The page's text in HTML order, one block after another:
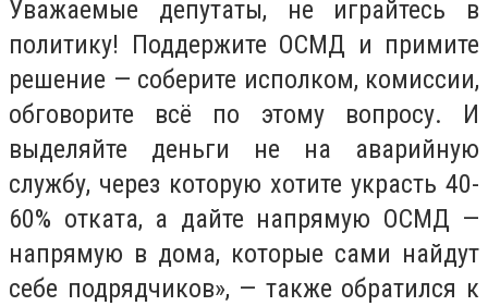
Уважаемые депутаты, не играйтесь в
политику! Поддержите ОСМД и примите
решение — соберите исполком, комиссии,
обговорите всё по этому вопросу. И
выделяйте деньги не на аварийную
службу, через которую хотите украсть 40-
60% отката, а дайте напрямую ОСМД —
напрямую в дома, которые сами найдут
себе подрядчиков», — также обратился к